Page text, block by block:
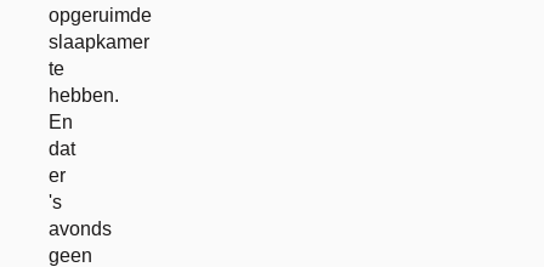
opgeruimde
slaapkamer
te
hebben.
En
dat
er
's
avonds
geen